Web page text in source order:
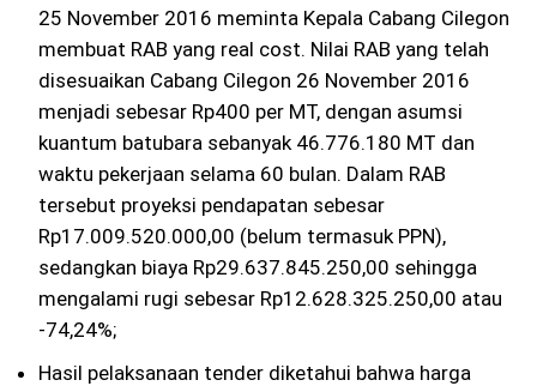
25 November 2016 meminta Kepala Cabang Cilegon
membuat RAB yang real cost. Nilai RAB yang telah
disesuaikan Cabang Cilegon 26 November 2016
menjadi sebesar Rp400 per MT, dengan asumsi
kuantum batubara sebanyak 46.776.180 MT dan
waktu pekerjaan selama 60 bulan. Dalam RAB
tersebut proyeksi pendapatan sebesar
Rp17.009.520.000,00 (belum termasuk PPN),
sedangkan biaya Rp29.637.845.250,00 sehingga
mengalami rugi sebesar Rp12.628.325.250,00 atau
-74,24%;
Hasil pelaksanaan tender diketahui bahwa harga